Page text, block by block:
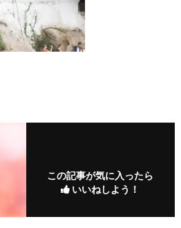
この記事が気に入ったら
いいねしよう！